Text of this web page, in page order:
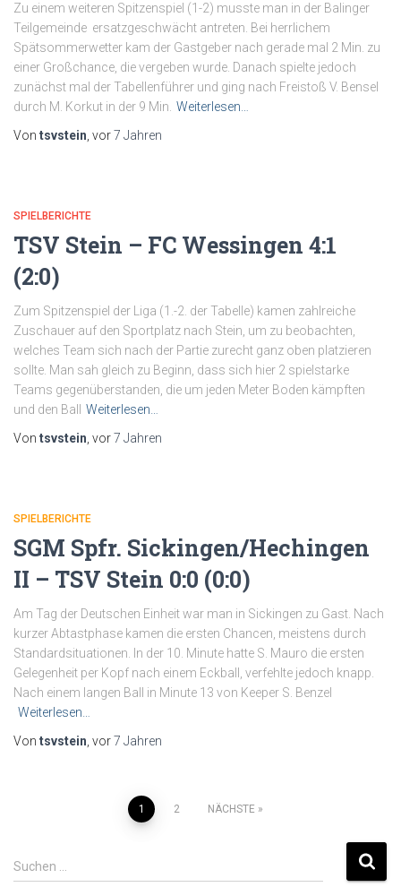
Zu einem weiteren Spitzenspiel (1-2) musste man in der Balinger
Teilgemeinde ersatzgeschwächt antreten. Bei herrlichem
Spätsommerwetter kam der Gastgeber nach gerade mal 2 Min. zu
einer Großchance, die vergeben wurde. Danach spielte jedoch
zunächst mal der Tabellenführer und ging nach Freistoß V. Bensel
durch M. Korkut in der 9 Min. Weiterlesen…
Von tsvstein , vor7 Jahren
SPIELBERICHTE
TSV Stein – FC Wessingen 4:1
(2:0)
Zum Spitzenspiel der Liga (1.-2. der Tabelle) kamen zahlreiche
Zuschauer auf den Sportplatz nach Stein, um zu beobachten,
welches Team sich nach der Partie zurecht ganz oben platzieren
sollte. Man sah gleich zu Beginn, dass sich hier 2 spielstarke
Teams gegenüberstanden, die um jeden Meter Boden kämpften
und den Ball
Weiterlesen…
Von tsvstein , vor7 Jahren
SPIELBERICHTE
SGM Spfr. Sickingen/Hechingen
II – TSV Stein 0:0 (0:0)
Am Tag der Deutschen Einheit war man in Sickingen zu Gast. Nach
kurzer Abtastphase kamen die ersten Chancen, meistens durch
Standardsituationen. In der 10. Minute hatte S. Mauro die ersten
Gelegenheit per Kopf nach einem Eckball, verfehlte jedoch knapp.
Nach einem langen Ball in Minute 13 von Keeper S. Benzel
Weiterlesen…
Von tsvstein , vor7 Jahren
Beitragsnavigation
1 2 NÄCHSTE
S
u
Suchen …